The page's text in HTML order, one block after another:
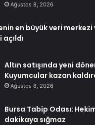
Ağustos 8, 2026
en büyük veri
Altın satışında yeni
Kuyumcular kazan
Ağustos 8, 2026
Bursa Tabip Odası:
dakikaya sığmaz